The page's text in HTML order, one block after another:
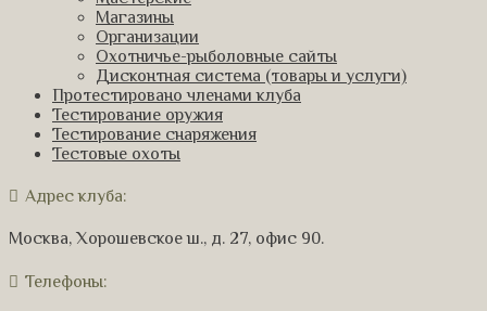
Магазины
Организации
Охотничье-рыболовные сайты
Дисконтная система (товары и услуги)
Протестировано членами клуба
Тестирование оружия
Тестирование снаряжения
Тестовые охоты
Адрес клуба:
Москва, Хорошевское ш., д. 27, офис 90.
Телефоны: